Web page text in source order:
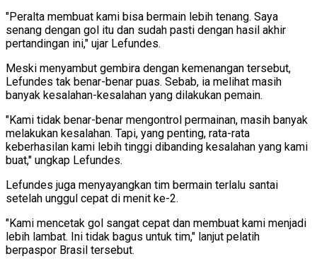
"Peralta membuat kami bisa bermain lebih tenang. Saya
senang dengan gol itu dan sudah pasti dengan hasil akhir
pertandingan ini," ujar Lefundes.
Meski menyambut gembira dengan kemenangan tersebut,
Lefundes tak benar-benar puas. Sebab, ia melihat masih
banyak kesalahan-kesalahan yang dilakukan pemain.
"Kami tidak benar-benar mengontrol permainan, masih banyak
melakukan kesalahan. Tapi, yang penting, rata-rata
keberhasilan kami lebih tinggi dibanding kesalahan yang kami
buat," ungkap Lefundes.
Lefundes juga menyayangkan tim bermain terlalu santai
setelah unggul cepat di menit ke-2.
"Kami mencetak gol sangat cepat dan membuat kami menjadi
lebih lambat. Ini tidak bagus untuk tim," lanjut pelatih
berpaspor Brasil tersebut.